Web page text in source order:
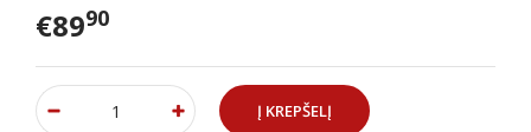
€8990